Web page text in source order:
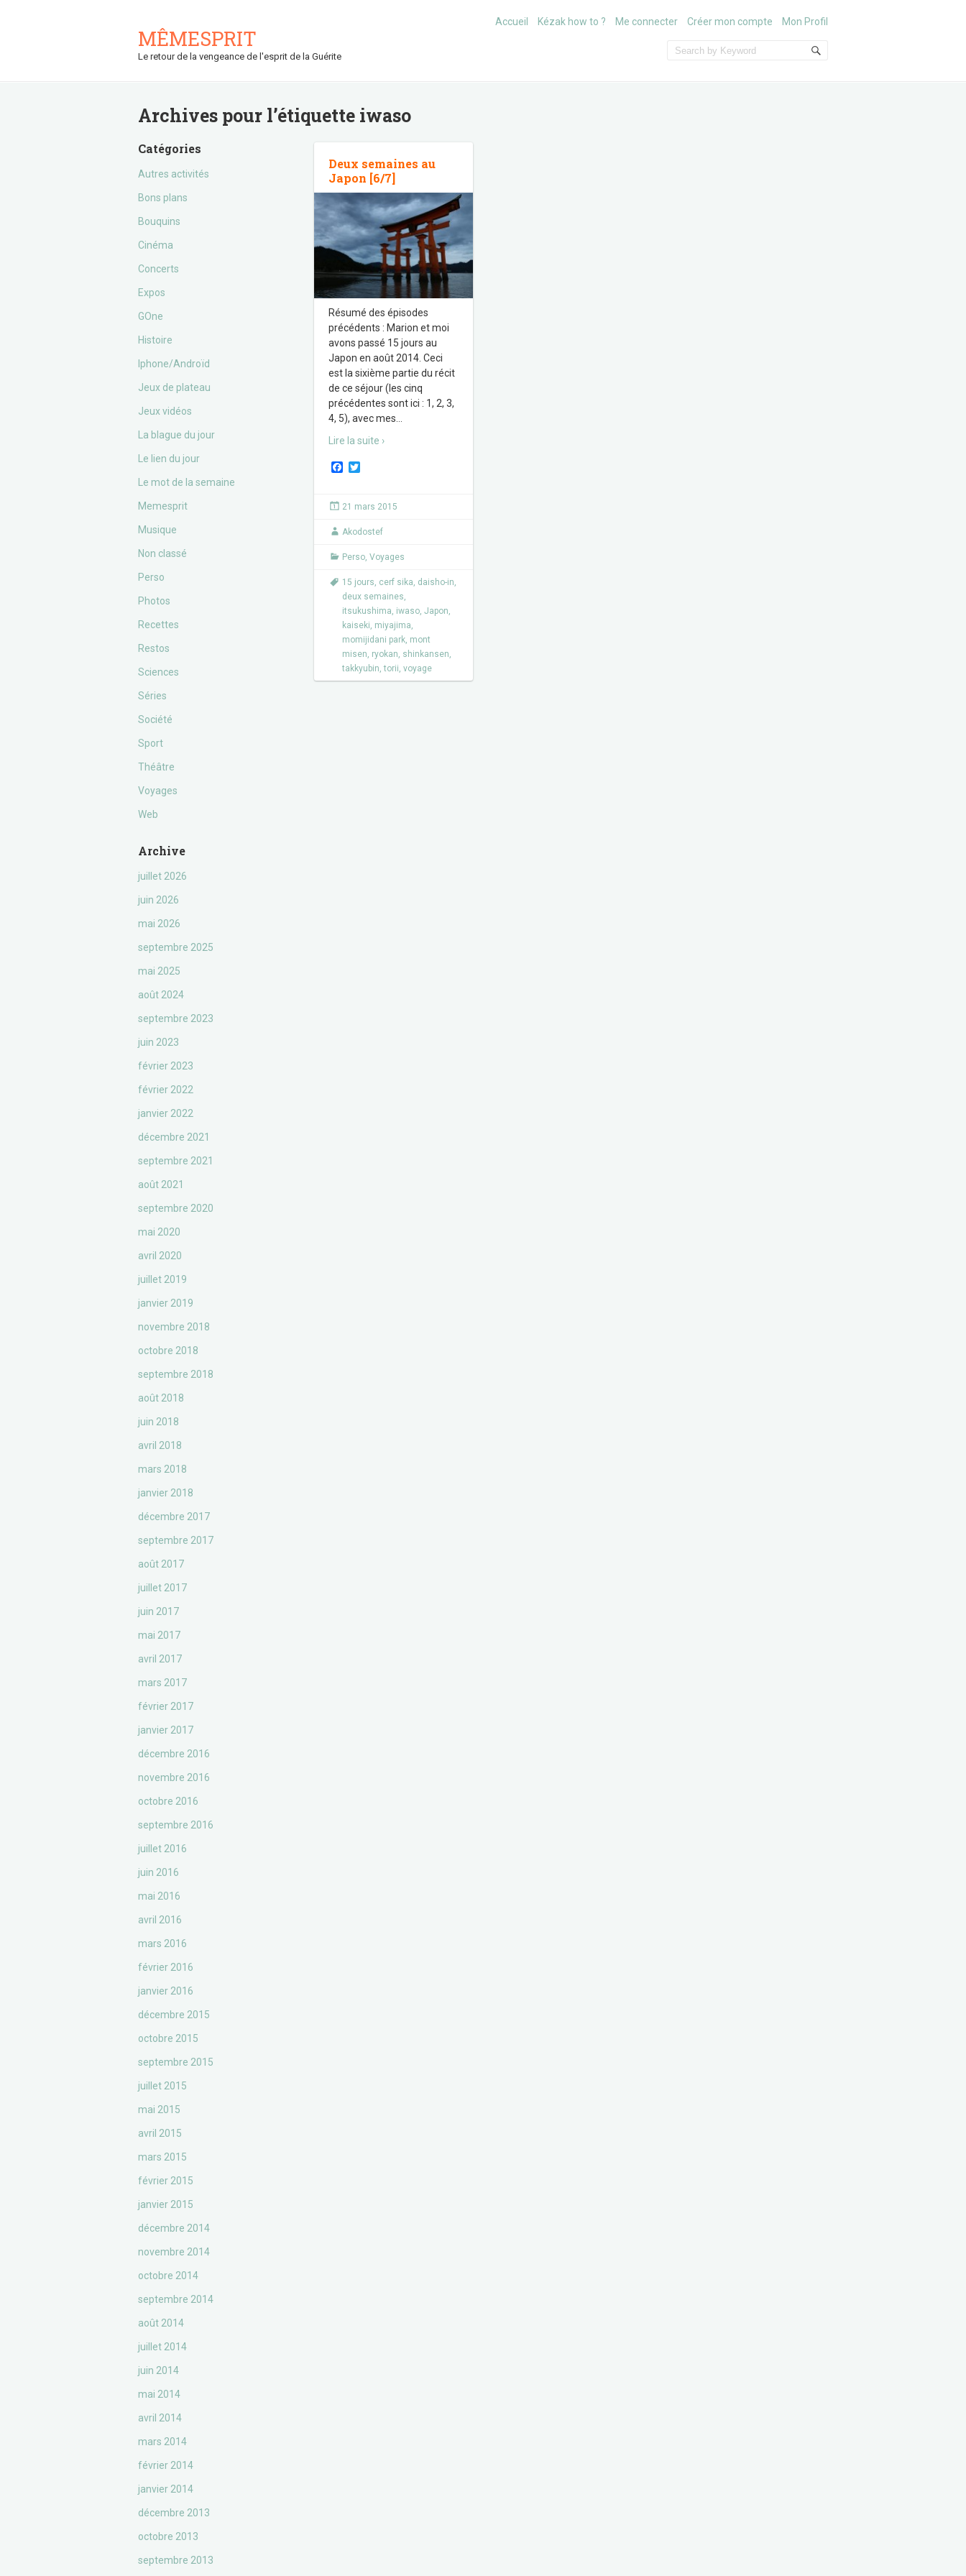
MÊMESPRIT
Le retour de la vengeance de l'esprit de la Guérite
Accueil Kézak how to ? Me connecter Créer mon compte Mon Profil
Archives pour l’étiquette iwaso
Catégories
Autres activités
Bons plans
Bouquins
Cinéma
Concerts
Expos
GOne
Histoire
Iphone/Androïd
Jeux de plateau
Jeux vidéos
La blague du jour
Le lien du jour
Le mot de la semaine
Memesprit
Musique
Non classé
Perso
Photos
Recettes
Restos
Sciences
Séries
Société
Sport
Théâtre
Voyages
Web
Archive
juillet 2026
juin 2026
mai 2026
septembre 2025
mai 2025
août 2024
septembre 2023
juin 2023
février 2023
février 2022
janvier 2022
décembre 2021
septembre 2021
août 2021
septembre 2020
mai 2020
avril 2020
juillet 2019
janvier 2019
novembre 2018
octobre 2018
septembre 2018
août 2018
juin 2018
avril 2018
mars 2018
janvier 2018
décembre 2017
septembre 2017
août 2017
juillet 2017
juin 2017
mai 2017
avril 2017
mars 2017
février 2017
janvier 2017
décembre 2016
novembre 2016
octobre 2016
septembre 2016
juillet 2016
juin 2016
mai 2016
avril 2016
mars 2016
février 2016
janvier 2016
décembre 2015
octobre 2015
septembre 2015
juillet 2015
mai 2015
avril 2015
mars 2015
février 2015
janvier 2015
décembre 2014
novembre 2014
octobre 2014
septembre 2014
août 2014
juillet 2014
juin 2014
mai 2014
avril 2014
mars 2014
février 2014
janvier 2014
décembre 2013
octobre 2013
septembre 2013
Deux semaines au
Japon [6/7]
Résumé des épisodes
précédents : Marion et moi
avons passé 15 jours au
Japon en août 2014. Ceci
est la sixième partie du récit
de ce séjour (les cinq
précédentes sont ici : 1, 2, 3,
4, 5), avec mes
Lire la suite ›
F
e
b
o
t
r
21 mars 2015
Akodostef
Perso, Voyages
15 jours, cerf sika, daisho-in,
deux semaines,
itsukushima, iwaso, Japon,
kaiseki, miyajima,
momijidani park, mont
misen, ryokan, shinkansen,
takkyubin,torii, voyage